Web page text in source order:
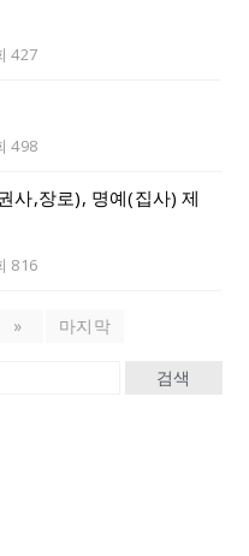
427
498
사,장로), 명예(집사) 제
816
» 마지막
검색